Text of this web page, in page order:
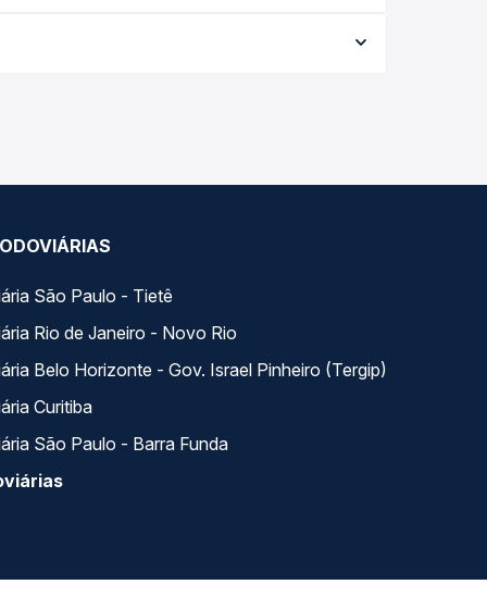
em tempo real e garante a melhor oferta
São Paulo - Tietê
Rio de Janeiro - Novo Rio
Belo Horizonte - Gov. Israel Pinheiro (Tergip)
Curitiba
São Paulo - Barra Funda